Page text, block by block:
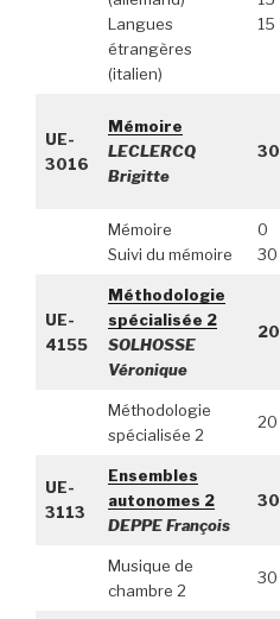
Langues
étrangères
(italien)
15
UE-
3016
Mémoire
LECLERCQ
Brigitte
30
Mémoire
Suivi du mémoire
0
30
UE-
4155
Méthodologie
spécialisée 2
SOLHOSSE
Véronique
20
Méthodologie
spécialisée 2
20
UE-
3113
Ensembles
autonomes 2
DEPPE François
30
Musique de
chambre 2
30